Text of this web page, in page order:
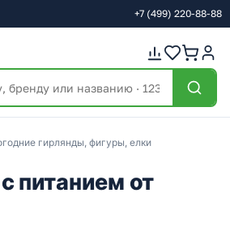
+7 (499) 220-88-88
гирлянды, фигуры, елки
питанием от